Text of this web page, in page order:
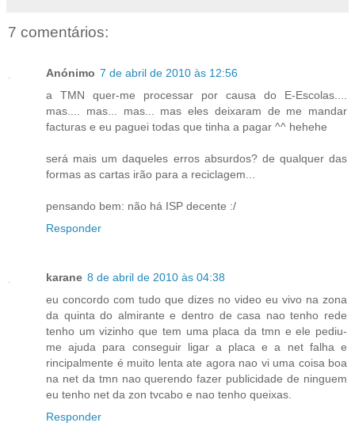
7 comentários:
Anónimo 7 de abril de 2010 às 12:56
a TMN quer-me processar por causa do E-Escolas....
mas.... mas... mas... mas eles deixaram de me mandar
facturas e eu paguei todas que tinha a pagar ^^ hehehe
será mais um daqueles erros absurdos? de qualquer das
formas as cartas irão para a reciclagem...
pensando bem: não há ISP decente :/
Responder
karane 8 de abril de 2010 às 04:38
eu concordo com tudo que dizes no video eu vivo na zona
da quinta do almirante e dentro de casa nao tenho rede
tenho um vizinho que tem uma placa da tmn e ele pediu-
me ajuda para conseguir ligar a placa e a net falha e
rincipalmente é muito lenta ate agora nao vi uma coisa boa
na net da tmn nao querendo fazer publicidade de ninguem
eu tenho net da zon tvcabo e nao tenho queixas.
Responder